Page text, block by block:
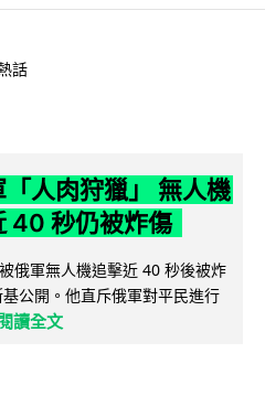
話
人肉狩獵」 無人機
40 秒仍被炸傷
俄軍無人機追擊近 40 秒後被炸
公開。他直斥俄軍對平民進行
讀全文